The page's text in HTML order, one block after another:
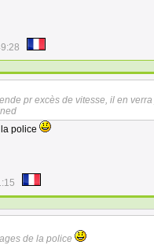
pr excès de vitesse, il en
police
de la police